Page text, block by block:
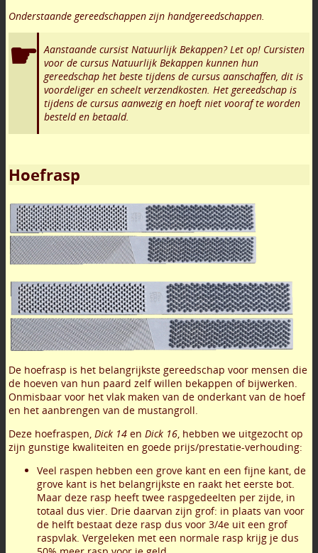
Onderstaande gereedschappen zijn handgereedschappen.
Aanstaande cursist Natuurlijk Bekappen? Let op! Cursisten
voor de cursus Natuurlijk Bekappen kunnen hun
gereedschap het beste tijdens de cursus aanschaffen, dit is
voordeliger en scheelt verzendkosten. Het gereedschap is
tijdens de cursus aanwezig en hoeft niet vooraf te worden
besteld en betaald.
Hoefrasp
De hoefrasp is het belangrijkste gereedschap voor mensen die
de hoeven van hun paard zelf willen bekappen of bijwerken.
Onmisbaar voor het vlak maken van de onderkant van de hoef
en het aanbrengen van de mustangroll.
Deze hoefraspen, Dick 14 en Dick 16, hebben we uitgezocht op
zijn gunstige kwaliteiten en goede prijs/prestatie-verhouding:
Veel raspen hebben een grove kant en een fijne kant, de
grove kant is het belangrijkste en raakt het eerste bot.
Maar deze rasp heeft twee raspgedeelten per zijde, in
totaal dus vier. Drie daarvan zijn grof: in plaats van voor
de helft bestaat deze rasp dus voor 3/4e uit een grof
raspvlak. Vergeleken met een normale rasp krijg je dus